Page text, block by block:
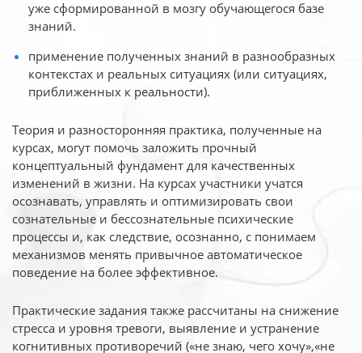
уже сформированной в мозгу обучающегося базе
знаний.
применение полученных знаний в разнообразных
контекстах и реальных ситуациях (или ситуациях,
приближенных к реальности).
Теория и разносторонняя практика, полученные на
курсах, могут помочь заложить прочный
концептуальный фундамент для качественных
изменений в жизни. На курсах участники учатся
осознавать, управлять и оптимизировать свои
сознательные и бессознательные психические
процессы и, как следствие, осознанно, с понимаем
механизмов менять привычное автоматическое
поведение на более эффективное.
Практические задания также рассчитаны на снижение
стресса и уровня тревоги, выявление и устранение
когнитивных противоречий («не знаю, чего хочу»,«не